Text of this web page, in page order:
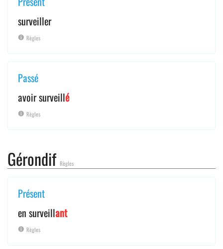
surveiller
Règles
Passé
avoir surveillé
Règles
Gérondif Règles
Présent
en surveillant
Règles